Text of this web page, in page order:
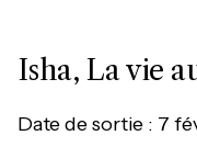
Isha, La vie
Date de sortie : 7